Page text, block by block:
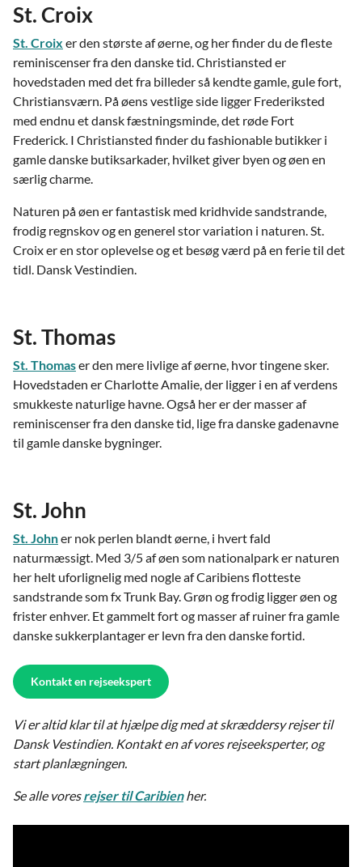
St. Croix
St. Croix er den største af øerne, og her finder du de fleste
reminiscenser fra den danske tid. Christiansted er
hovedstaden med det fra billeder så kendte gamle, gule fort,
Christiansværn. På øens vestlige side ligger Frederiksted
med endnu et dansk fæstningsminde, det røde Fort
Frederick. I Christiansted finder du fashionable butikker i
gamle danske butiksarkader, hvilket giver byen og øen en
særlig charme.
Naturen på øen er fantastisk med kridhvide sandstrande,
frodig regnskov og en generel stor variation i naturen. St.
Croix er en stor oplevelse og et besøg værd på en ferie til det
tidl. Dansk Vestindien.
St. Thomas
St. Thomaser den mere livlige af øerne, hvor tingene sker.
Hovedstaden er Charlotte Amalie, der ligger i en af verdens
smukkeste naturlige havne. Også her er der masser af
reminiscenser fra den danske tid, lige fra danske gadenavne
til gamle danske bygninger.
St. John
St. Johner nok perlen blandt øerne, i hvert fald
naturmæssigt. Med 3/5 af øen som nationalpark er naturen
her helt uforlignelig med nogle af Caribiens flotteste
sandstrande som fx Trunk Bay. Grøn og frodig ligger øen og
frister enhver. Et gammelt fort og masser af ruiner fra gamle
danske sukkerplantager er levn fra den danske fortid.
Kontakt en rejseekspert
Vi er altid klar til at hjælpe dig med at skræddersy rejser til
Dansk Vestindien. Kontakt en af vores rejseeksperter, og
start planlægningen.
Se alle voresrejser til Caribienher.